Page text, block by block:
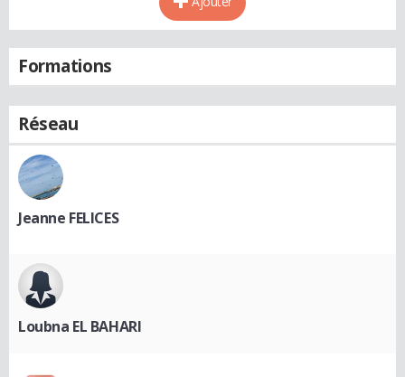
Formations
Réseau
Jeanne FELICES
Loubna EL BAHARI